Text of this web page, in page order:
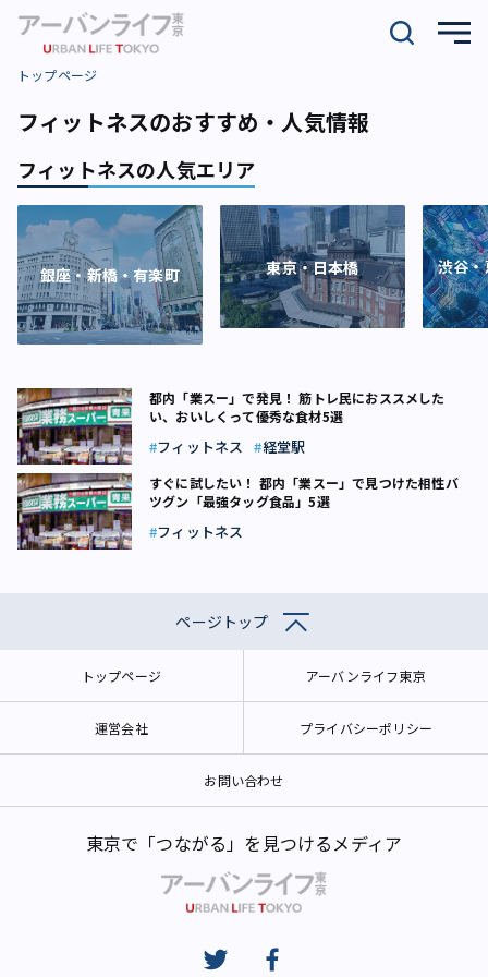
トップページ
フィットネスのおすすめ・人気情報
フィットネスの人気エリア
銀座・新橋・有楽町 東京・日本橋 渋谷
都内「業スー」で発見！ 筋トレ民におススメした
い、おいしくって優秀な食材5選
フィットネス 経堂駅
すぐに試したい！ 都内「業スー」で見つけた相性バ
ツグン「最強タッグ食品」5選
フィットネス
ページトップ
トップページ アーバンライフ東京
運営会社 プライバシーポリシー
お問い合わせ
東京で「つながる」を見つけるメディア